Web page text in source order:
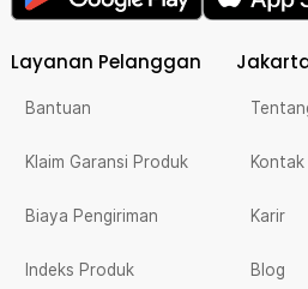
Layanan Pelanggan
Bantuan
Klaim Garansi Produk
Biaya Pengiriman
Indeks Produk
Kontak
Karir
Blog